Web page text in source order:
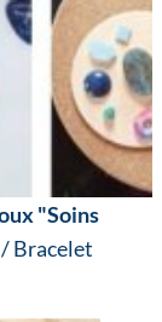
"Soins
/ Bracelet